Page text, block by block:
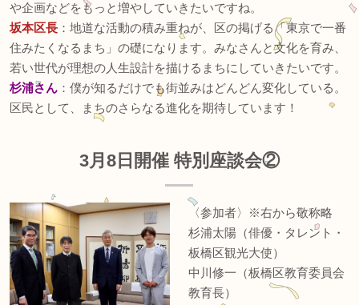
や企画などをもっと増やしていきたいですね。
坂本区長 ：地道な活動の積み重ねが、区の掲げる「東京で一番
住みたくなるまち」の礎になります。みなさんと文化を育み、
若い世代が理想の人生設計を描けるまちにしていきたいです。
杉浦さん ：僕が知るだけでも街並みはどんどん変化している。
区民として、まちのさらなる進化を期待しています！
3月8日開催 特別座談会②
〈参加者〉※右から敬称略
杉浦太陽（俳優・タレント・
板橋区観光大使）
中川修一（板橋区教育委員会
教育長）